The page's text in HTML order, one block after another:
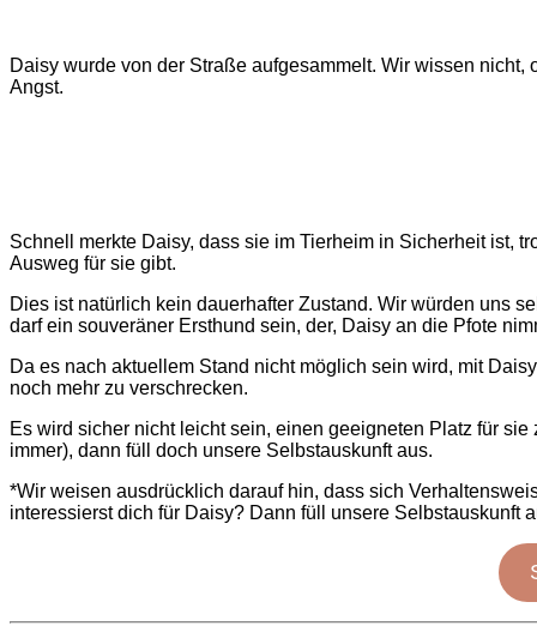
Daisy wurde von der Straße aufgesammelt. Wir wissen
Angst.
Schnell merkte Daisy, dass sie im Tierheim in Sicherheit ist,
Ausweg für sie gibt.
Dies ist natürlich kein dauerhafter Zustand. Wir würden uns
darf ein souveräner Ersthund sein, der, Daisy an die Pfote
Da es nach aktuellem Stand nicht möglich sein wird, mit
noch mehr zu verschrecken.
Es wird sicher nicht leicht sein, einen geeigneten Platz für
immer), dann füll doch unsere Selbstauskunft aus.
*Wir weisen ausdrücklich darauf hin, dass sich
interessierst dich für Daisy? Dann füll unsere Selbstauskunft